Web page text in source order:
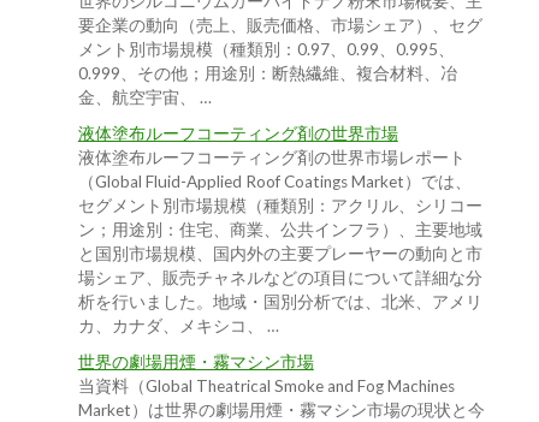
要企業の動向（売上、販売価格、市場シェア）、セグ
メント別市場規模（種類別：0.97、0.99、0.995、
0.999、その他；用途別：断熱繊維、複合材料、冶
金、航空宇宙、 …
液体塗布ルーフコーティング剤の世界市場
液体塗布ルーフコーティング剤の世界市場レポート
（Global Fluid-Applied Roof Coatings Market）では、
セグメント別市場規模（種類別：アクリル、シリコー
ン；用途別：住宅、商業、公共インフラ）、主要地域
と国別市場規模、国内外の主要プレーヤーの動向と市
場シェア、販売チャネルなどの項目について詳細な分
析を行いました。地域・国別分析では、北米、アメリ
カ、カナダ、メキシコ、 …
世界の劇場用煙・霧マシン市場
当資料（Global Theatrical Smoke and Fog Machines
Market）は世界の劇場用煙・霧マシン市場の現状と今